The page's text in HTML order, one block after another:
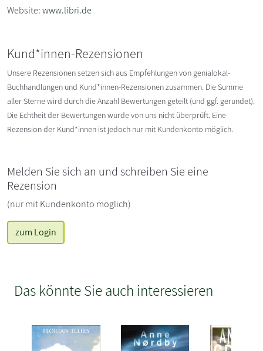
Website:www.libri.de
Kund*innen-Rezensionen
Unsere Rezensionen setzen sich aus Empfehlungen von genialokal-
Buchhandlungen und Kund*innen-Rezensionen zusammen. Die Summe
aller Sterne wird durch die Anzahl Bewertungen geteilt (und ggf. gerundet).
Die Echtheit der Bewertungen wurde von uns nicht überprüft. Eine
Rezension der Kund*innen ist jedoch nur mit Kundenkonto möglich.
Melden Sie sich an und schreiben Sie eine
Rezension
(nur mit Kundenkonto möglich)
zum Login
Das könnte Sie auch interessieren